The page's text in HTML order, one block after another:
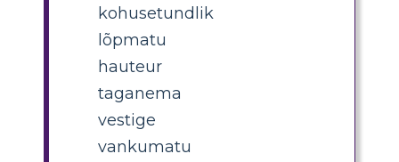
kohusetundlik
lõpmatu
hauteur
taganema
vestige
vankumatu